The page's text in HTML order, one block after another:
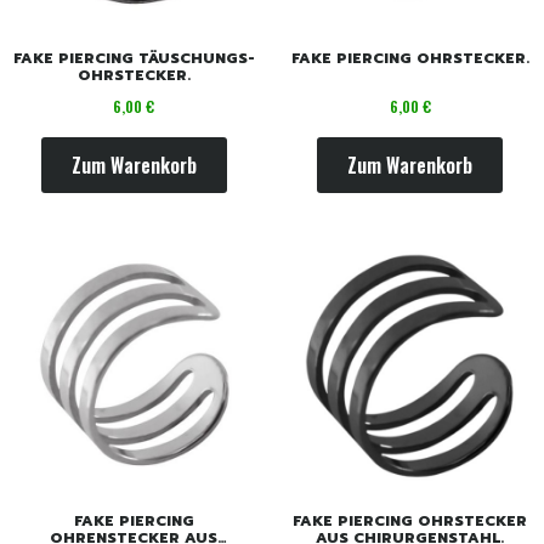
FAKE PIERCING TÄUSCHUNGS-
OHRSTECKER.
Preis
6,00 €
Zum Warenkorb
FAKE PIERCING OHRSTECKER.
Preis
6,00 €
Zum Warenkorb
FAKE PIERCING
OHRENSTECKER AUS
FAKE PIERCING OHRSTECKER
AUS CHIRURGENSTAHL.